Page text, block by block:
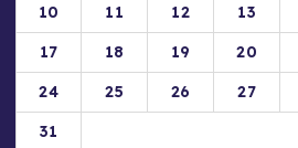
10
11 12 13
17
18 19 20
24
25 26 27
31